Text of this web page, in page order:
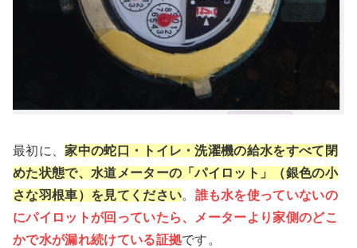
最初に、家中の蛇口・トイレ・洗濯機の給水をすべて閉
めた状態で、水道メーターの「パイロット」（銀色の小
さな羽根車）を見てください。 誰も水を使っていないの
にパイロットが回っていたら、メーターより家側のどこ
かで水が漏れ続けている証拠です。